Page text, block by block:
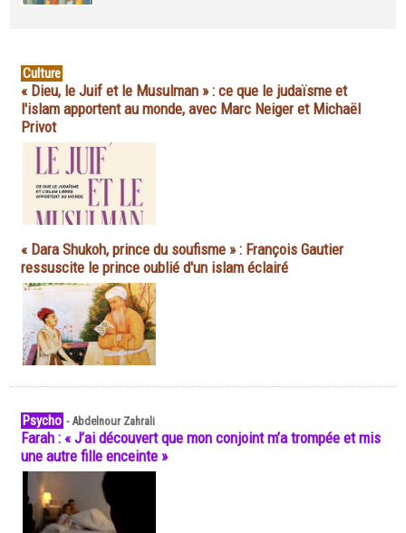
Culture
« Dieu, le Juif et le Musulman » : ce que le judaïsme et
l'islam apportent au monde, avec Marc Neiger et Michaël
Privot
« Dara Shukoh, prince du soufisme » : François Gautier
ressuscite le prince oublié d'un islam éclairé
Psycho -Abdelnour Zahrali
Farah : « J’ai découvert que mon conjoint m’a trompée et mis
une autre fille enceinte »